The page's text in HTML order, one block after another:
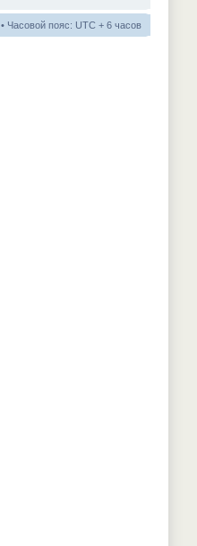
• Часовой пояс: UTC + 6 часов